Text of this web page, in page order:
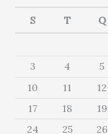
S T Q
3
4 5
10
11 12
17
18 19
24
25 26